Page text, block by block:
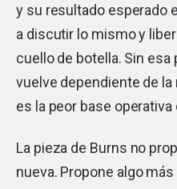
y su resultado esperado
a discutir lo mismo y
cuello de botella. Sin
vuelve dependiente de
es la peor base operativa
La pieza de Burns no
nueva. Propone algo